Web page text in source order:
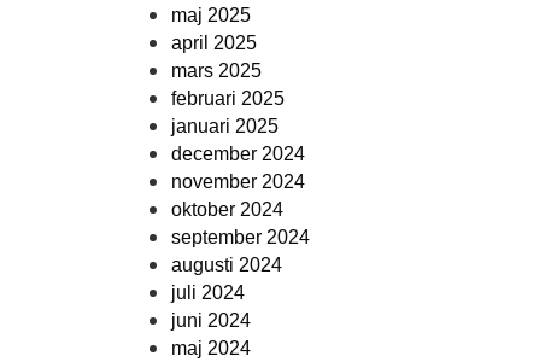
maj 2025
april 2025
mars 2025
februari 2025
januari 2025
december 2024
november 2024
oktober 2024
september 2024
augusti 2024
juli 2024
juni 2024
maj 2024